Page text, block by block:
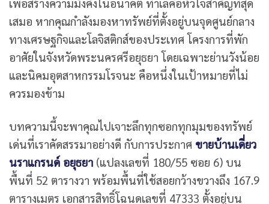
เพื่อสร้างความมั่งคั่งในอนาคต ทำเลคือหัวใจสำคัญที่สุด
เสมอ หากคุณกำลังมองหาทรัพย์ที่ตั้งอยู่บนจุดศูนย์กลาง
ทางเศรษฐกิจและโลจิสติกส์ของประเทศ โครงการที่พัก
อาศัยในจังหวัดพระนครศรีอยุธยา โดยเฉพาะย่านวังน้อย
และนิคมอุตสาหกรรมโรจนะ คือหนึ่งในเป้าหมายที่ไม่
ควรมองข้าม
บทความนี้จะพาคุณไปเจาะลึกทุกซอกทุกมุมของทรัพย์
เด่นที่เราคัดสรรมาอย่างดี กับการประกาศ ขายบ้านเดี่ยว
นราแกรนด์ อยุธยา (แปลงเลขที่ 180/55 ซอย 6) บน
พื้นที่ 52 ตารางวา พร้อมพื้นที่ใช้สอยกว้างขวางถึง 167.9
ตารางเมตร เอกสารสิทธิ์โฉนดเลขที่ 47333 ตั้งอยู่บน